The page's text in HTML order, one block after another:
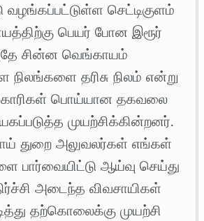
வழங்கப்பட்டுள்ள செட்டிகுளம்
பெயர் போன இரூர்
சின்ன வெங்காயம்
நிலங்களை தரிசு நிலம் என்று
பொய்யான தகவலை
முயற்சிக்கின்றனர்.
துறை அலுவலர்கள் எங்கள்
பார்வையிட்டு ஆய்வு செய்து
அடைந்த விவசாயிகள்
தற்கொலைக்கு முயற்சி